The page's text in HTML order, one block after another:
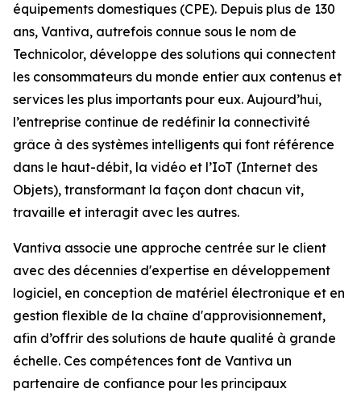
équipements domestiques (CPE). Depuis plus de 130
ans, Vantiva, autrefois connue sous le nom de
Technicolor, développe des solutions qui connectent
les consommateurs du monde entier aux contenus et
services les plus importants pour eux. Aujourd’hui,
l’entreprise continue de redéfinir la connectivité
grâce à des systèmes intelligents qui font référence
dans le haut-débit, la vidéo et l’IoT (Internet des
Objets), transformant la façon dont chacun vit,
travaille et interagit avec les autres.
Vantiva associe une approche centrée sur le client
avec des décennies d'expertise en développement
logiciel, en conception de matériel électronique et en
gestion flexible de la chaîne d'approvisionnement,
afin d’offrir des solutions de haute qualité à grande
échelle. Ces compétences font de Vantiva un
partenaire de confiance pour les principaux